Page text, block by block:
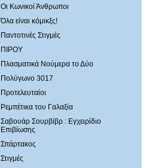
Οι Κωνικοί Άνθρωποι
Όλα είναι κόμικξς!
Παντοτινές Στιγμές
ΠΙΡΟΥ
Πλασματικά Νούμερα το Δύο
Πολύγωνο 3017
Προτελευταίοι
Ρεμπέτικα του Γαλαξία
Σαβουάρ Σουρβίβρ : Εγχειρίδιο
Επιβίωσης
Σπάρτακος
Στιγμές